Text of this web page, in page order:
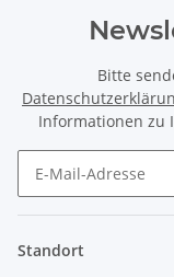
Bitte
Informationen zu
Standort